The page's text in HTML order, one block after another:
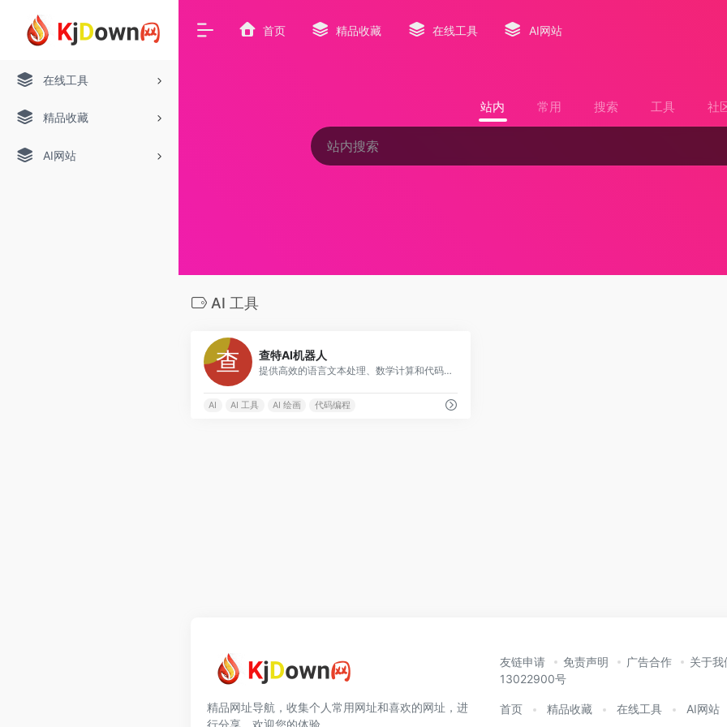
在线工具
精品收藏
AI网站
首页 精品收藏 在线工具 AI网站
站内 常用 搜索 工具 社
AI 工具
查特AI机器人
提供高效的语言文本处理、数学计算和代码编程等 AI 工具，以及 AI 绘画等创造性工具，帮助你提高工作效率和创造力。
AI AI 工具 AI 绘画 代码编程
精品网址导航，收集个人常用网址和喜欢的网址，进
行分享，欢迎您的体验。
友链申请 免责声明 广告合作
关于我
13022900号
首页 精品收藏 在线工具 AI网站